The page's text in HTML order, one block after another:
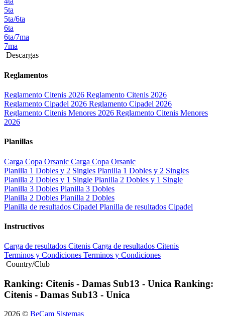
5ta
5ta/6ta
6ta
6ta/7ma
7ma
Descargas
Reglamentos
Reglamento Citenis 2026 Reglamento Citenis 2026
Reglamento Cipadel 2026 Reglamento Cipadel 2026
Reglamento Citenis Menores 2026 Reglamento Citenis Menores
2026
Planillas
Carga Copa Orsanic Carga Copa Orsanic
Planilla 1 Dobles y 2 Singles Planilla 1 Dobles y 2 Singles
Planilla 2 Dobles y 1 Single Planilla 2 Dobles y 1 Single
Planilla 3 Dobles Planilla 3 Dobles
Planilla 2 Dobles Planilla 2 Dobles
Planilla de resultados Cipadel Planilla de resultados Cipadel
Instructivos
Carga de resultados Citenis Carga de resultados Citenis
Terminos y Condiciones Terminos y Condiciones
Country/Club
Ranking: Citenis - Damas Sub13 - Unica Ranking:
Citenis - Damas Sub13 - Unica
2026 © BeCam Sistemas